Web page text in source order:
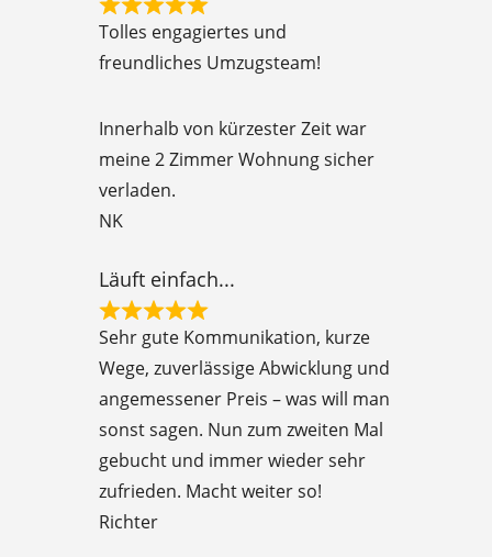
R
a
d
5
o
o
Tolles engagiertes und
freundliches Umzugsteam!
Innerhalb von kürzester Zeit war
meine 2 Zimmer Wohnung sicher
verladen.
NK
Läuft einfach...
R
d
5
Sehr gute Kommunikation, kurze
Wege, zuverlässige Abwicklung und
angemessener Preis – was will man
sonst sagen. Nun zum zweiten Mal
gebucht und immer wieder sehr
zufrieden. Macht weiter so!
Richter